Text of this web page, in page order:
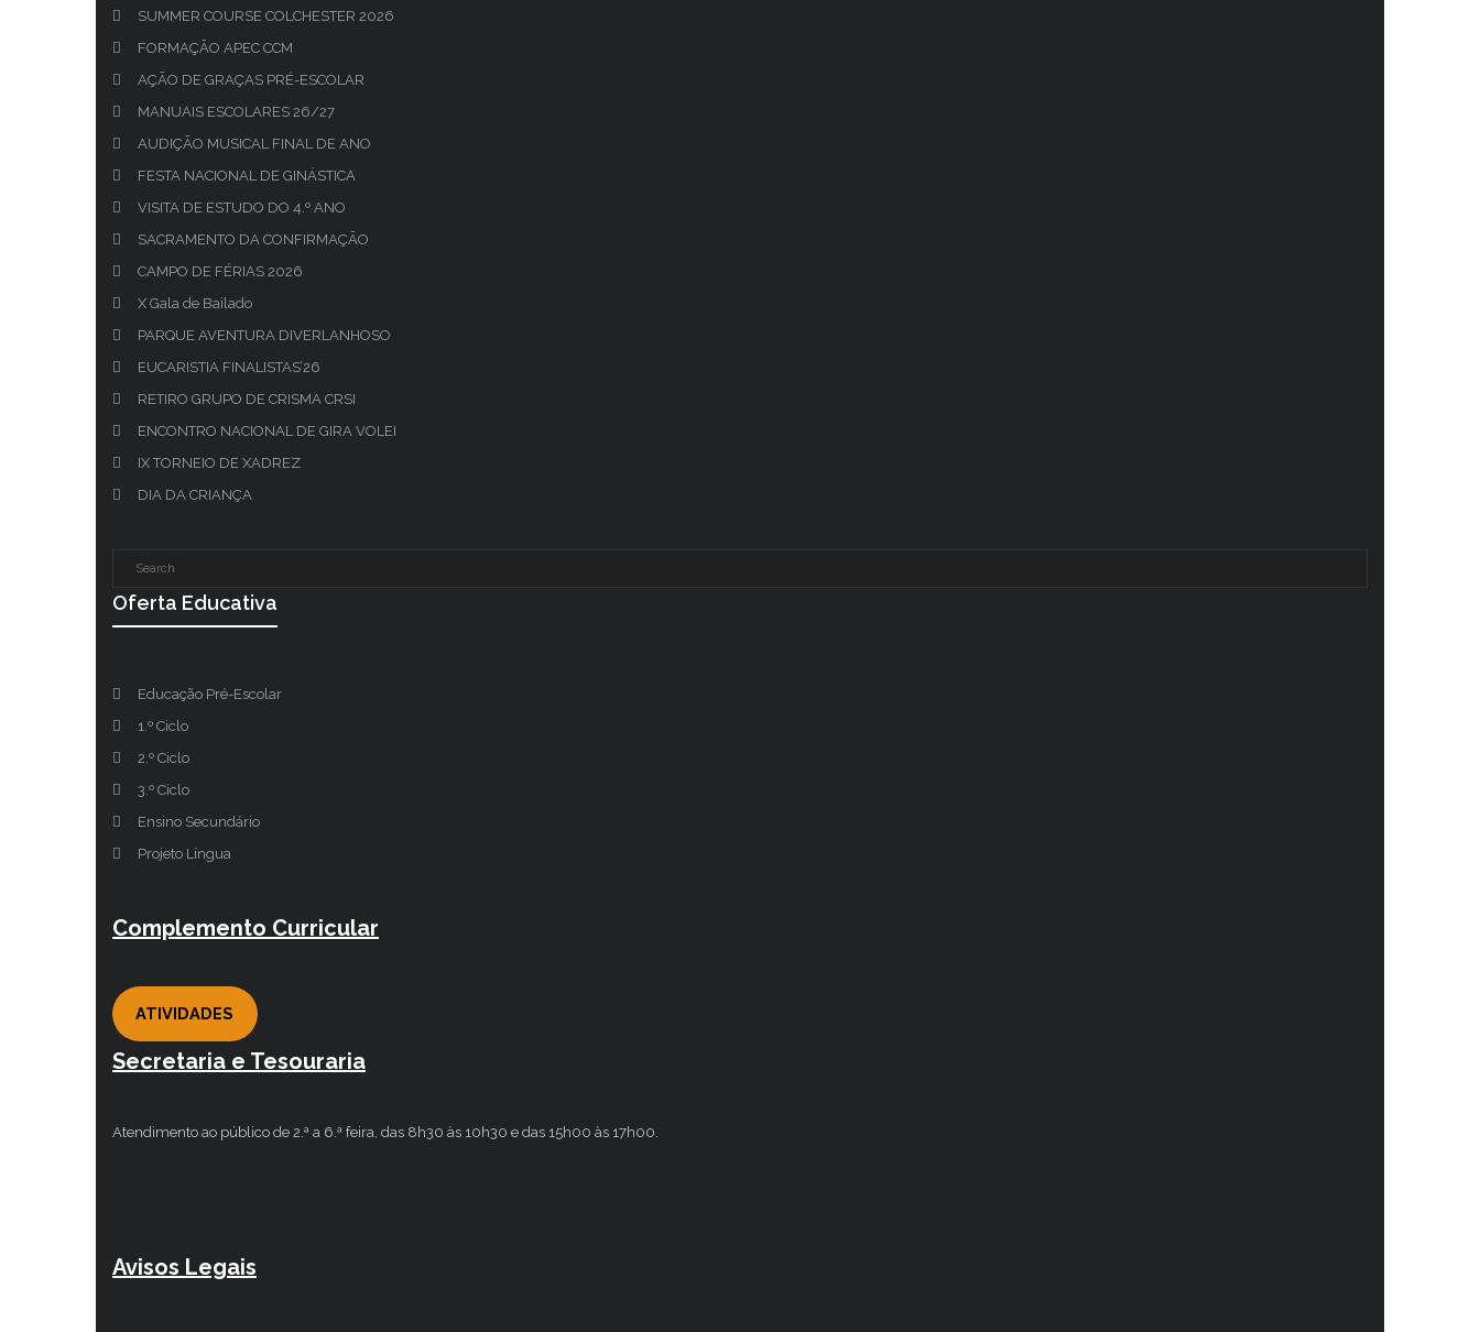
SUMMER COURSE COLCHESTER 2026
FORMAÇÃO APEC CCM
AÇÃO DE GRAÇAS PRÉ-ESCOLAR
MANUAIS ESCOLARES 26/27
AUDIÇÃO MUSICAL FINAL DE ANO
FESTA NACIONAL DE GINÁSTICA
VISITA DE ESTUDO DO 4.º ANO
SACRAMENTO DA CONFIRMAÇÃO
CAMPO DE FÉRIAS 2026
X Gala de Bailado
PARQUE AVENTURA DIVERLANHOSO
EUCARISTIA FINALISTAS’26
RETIRO GRUPO DE CRISMA CRSI
ENCONTRO NACIONAL DE GIRA VOLEI
IX TORNEIO DE XADREZ
DIA DA CRIANÇA
Oferta Educativa
Educação Pré-Escolar
1.º Ciclo
2.º Ciclo
3.º Ciclo
Ensino Secundário
Projeto Língua
Complemento Curricular
ATIVIDADES
Secretaria e Tesouraria
Atendimento ao público de 2.ª a 6.ª feira, das 8h30 às 10h30 e das 15h00 às 17h00.
Avisos Legais